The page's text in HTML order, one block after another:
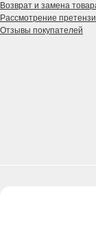
Возврат и замена
Рассмотрение
Отзывы покупателей